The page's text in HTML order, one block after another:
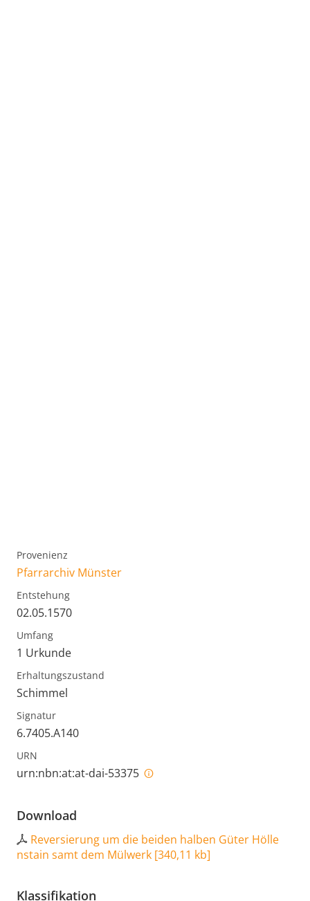
Provenienz
Pfarrarchiv Münster
Entstehung
02.05.1570
Umfang
1 Urkunde
Erhaltungszustand
Schimmel
Signatur
6.7405.A140
URN
urn:nbn:at:at-dai-53375
Download
Reversierung um die beiden halben Güter Hölle
nstain samt dem Mülwerk [340,11 kb]
Klassifikation